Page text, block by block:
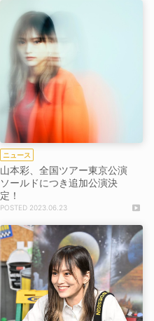
ニュース
山本彩、全国ツアー東京公演
ソールドにつき追加公演決
定！
2023.06.23